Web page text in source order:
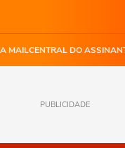
MAILCENTRAL DO
PUBLICIDADE